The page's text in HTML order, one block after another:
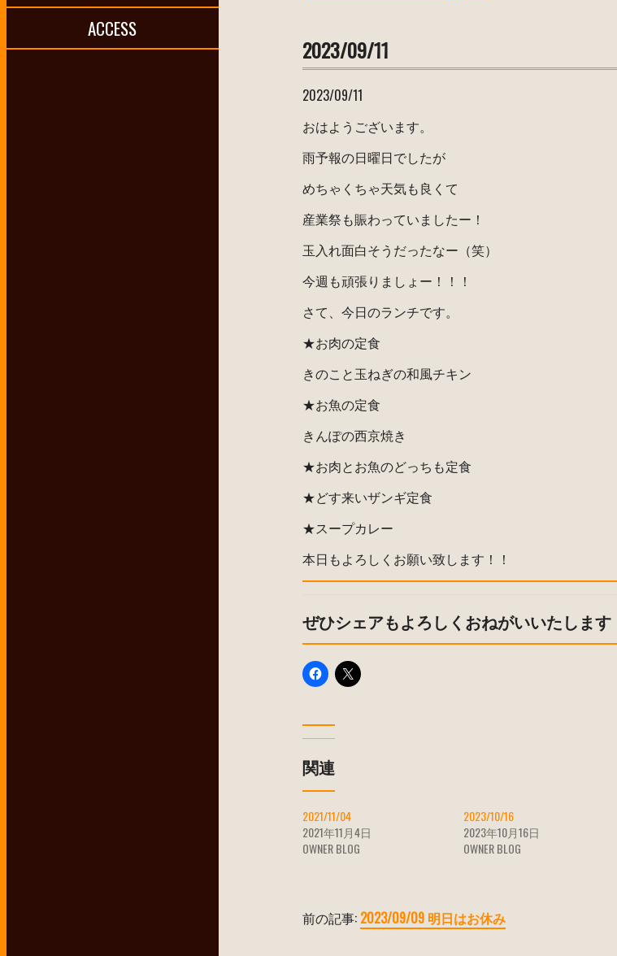
ACCESS
2023/09/11
2023/09/11
おはようございます。
雨予報の日曜日でしたが
めちゃくちゃ天気も良くて
産業祭も賑わっていましたー！
玉入れ面白そうだったなー（笑）
今週も頑張りましょー！！！
さて、今日のランチです。
★お肉の定食
きのこと玉ねぎの和風チキン
★お魚の定食
きんぽの西京焼き
★お肉とお魚のどっちも定食
★どす来いザンギ定食
★スープカレー
本日もよろしくお願い致します！！
ぜひシェアもよろしくおねがいいたします
関連
2021/11/04
2021年11月4日
OWNER BLOG
2023/10/16
2023年10月16日
OWNER BLOG
前の記事: 2023/09/09 明日はお休み